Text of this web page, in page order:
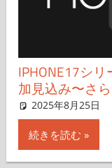
IPHONE17シ
加見込み〜さ
2025年8月25日
続きを読む